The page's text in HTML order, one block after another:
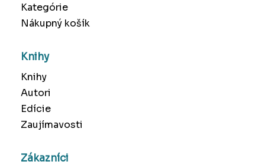
Kategórie
Nákupný košík
Knihy
Knihy
Autori
Edície
Zaujímavosti
Zákazníci